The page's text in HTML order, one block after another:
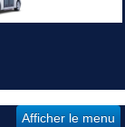
Afficher le menu